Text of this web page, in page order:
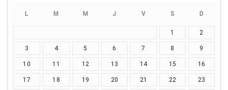
L M M J V S D
1 2
3 4 5 6 7 8 9
10 11 12 13 14 15 16
17 18 19 20 21 22 23